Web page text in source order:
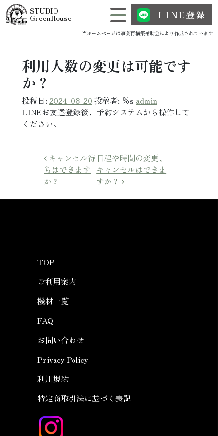
コンテンツへスキップ
メインナビゲーション
STUDIO
GreenHouse LINE登録
当ホームページは事業再構築補助金により作成されています
利用人数の変更は可能です
か？
投稿日: 2024-08-20 投稿者: %s admin
LINEお友達登録後、予約システムから操作して
ください。
投稿ナビゲーション
キャンセル待
ちはできます
か？
日程や時間の変更、
キャンセルはできま
すか？
TOP
ご利用案内
機材一覧
FAQ
お問い合わせ
Privacy Policy
利用規約
特定商取引法に基づく表記